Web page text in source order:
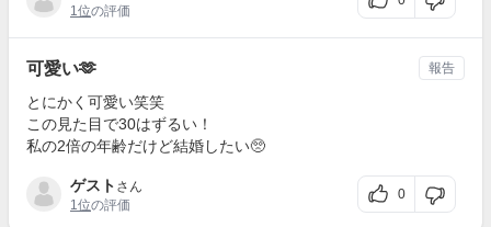
1位の評価
可愛い🫶
とにかく可愛い笑笑
この見た目で30はずるい！
私の2倍の年齢だけど結婚したい🥺
ゲスト さん
1位の評価
0
報告